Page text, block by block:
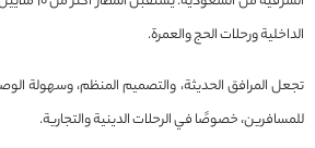
الداخلية ورحلات الحج والعمرة.
تجعل المرافق الحديثة، والتصميم المنظم، وسهولة
للمسافرين، خصوصًا في الرحلات الدينية والتجارية.